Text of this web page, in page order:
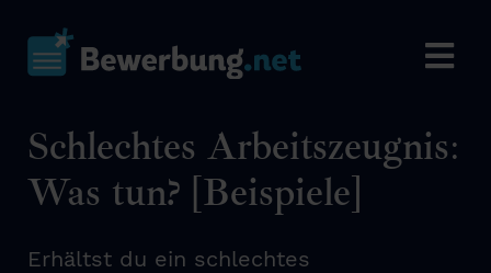
Schlechtes Arbeitszeugnis:
Was tun? [Beispiele]
Erhältst du ein schlechtes